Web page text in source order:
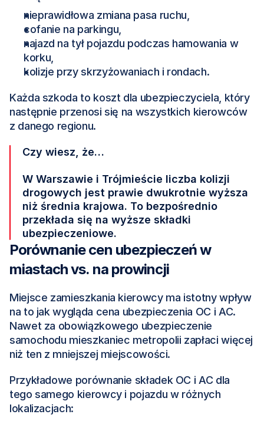
nieprawidłowa zmiana pasa ruchu,
cofanie na parkingu,
najazd na tył pojazdu podczas hamowania w
korku,
kolizje przy skrzyżowaniach i rondach.
Każda szkoda to koszt dla ubezpieczyciela, który
następnie przenosi się na wszystkich kierowców
z danego regionu.
Czy wiesz, że…
W Warszawie i Trójmieście liczba kolizji
drogowych jest prawie dwukrotnie wyższa
niż średnia krajowa. To bezpośrednio
przekłada się na wyższe składki
ubezpieczeniowe.
Porównanie cen ubezpieczeń w
miastach vs. na prowincji
Miejsce zamieszkania kierowcy ma istotny wpływ
na to jak wygląda cena ubezpieczenia OC i AC.
Nawet za obowiązkowego ubezpieczenie
samochodu mieszkaniec metropolii zapłaci więcej
niż ten z mniejszej miejscowości.
Przykładowe porównanie składek OC i AC dla
tego samego kierowcy i pojazdu w różnych
lokalizacjach: